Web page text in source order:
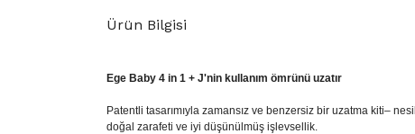
Ürün Bilgisi
Ege Baby 4 in 1 + J'nin kullanım ömrünü uzatır
Patentli tasarımıyla zamansız ve benzersiz bir uzatma kiti–
doğal zarafeti ve iyi düşünülmüş işlevsellik.